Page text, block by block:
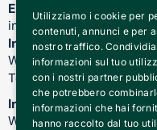
Email
Informazioni su
WhatsApp: 344 410 4477
Telefono: 011 221 6128
Informazioni sui nostri
WhatsApp: 392 150 5130 -
Utilizziamo i cookie per
contenuti, annunci e per
nostro traffico.
informazioni sul tuo
con i nostri partner
che potrebbero
informazioni che hai
hanno raccolto dal tuo